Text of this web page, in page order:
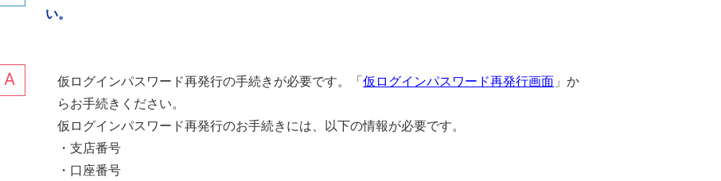
い。
仮ログインパスワード再発行の手続きが必要です。「仮ログインパスワード再発行画面 」か
らお手続きください。
仮ログインパスワード再発行のお手続きには、以下の情報が必要です。
・支店番号
・口座番号